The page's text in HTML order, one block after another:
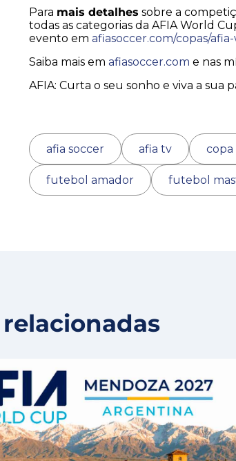
Para mais detalhes sobre a
todas as categorias da AFIA World
evento em afiasoccer.com/copas/
Saiba mais em afiasoccer.com e nas
AFIA: Curta o seu sonho e viva a sua
afia soccer afia tv copa
futebol amador futebol